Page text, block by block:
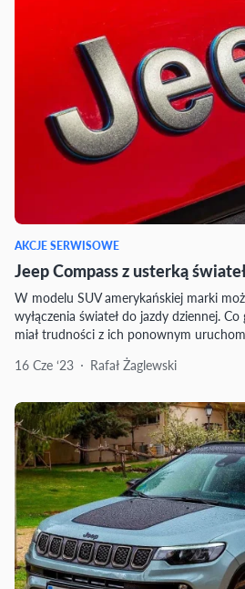
AKCJE SERWISOWE
Jeep Compass z usterką
W modelu SUV amerykańskiej marki
wyłączenia świateł do jazdy dziennej.
miał trudności z ich ponownym
16 Cze ‘23
Rafał Żaglewski